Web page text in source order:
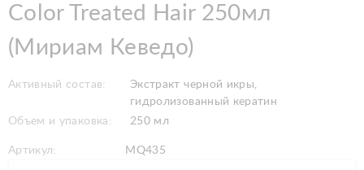
Color Treated Hair 250мл
(Мириам Кеведо)
Активный состав:
Экстракт черной икры,
гидролизованный кератин
Объем и упаковка:
250 мл
Артикул: MQ435